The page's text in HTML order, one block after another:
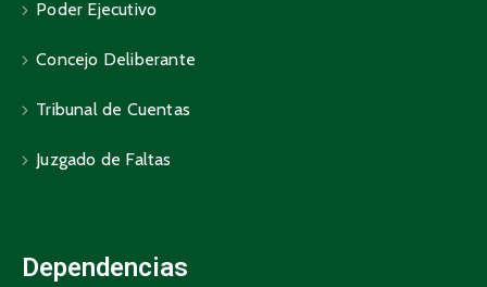
Poder Ejecutivo
Concejo Deliberante
Tribunal de Cuentas
Juzgado de Faltas
Dependencias